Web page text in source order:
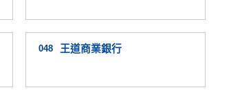
048 王道商業銀行